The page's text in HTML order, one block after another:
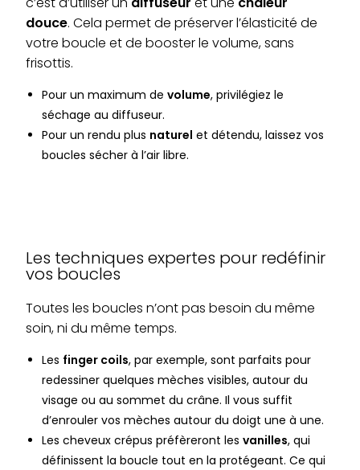
douce. Cela permet de préserver l’élasticité de
votre boucle et de booster le volume, sans
frisottis.
Pour un maximum devolume, privilégiez le
séchage au diffuseur.
Pour un rendu plus naturel et détendu, laissez vos
boucles sécher à l’air libre.
Les techniques expertes pour redéfinir
vos boucles
Toutes les boucles n’ont pas besoin du même
soin, ni du même temps.
Les finger coils, par exemple, sont parfaits pour
redessiner quelques mèches visibles, autour du
visage ou au sommet du crâne. Il vous suffit
d’enrouler vos mèches autour du doigt une à une.
Les cheveux crépus préfèreront lesvanilles, qui
définissent la boucle tout en la protégeant. Ce qui